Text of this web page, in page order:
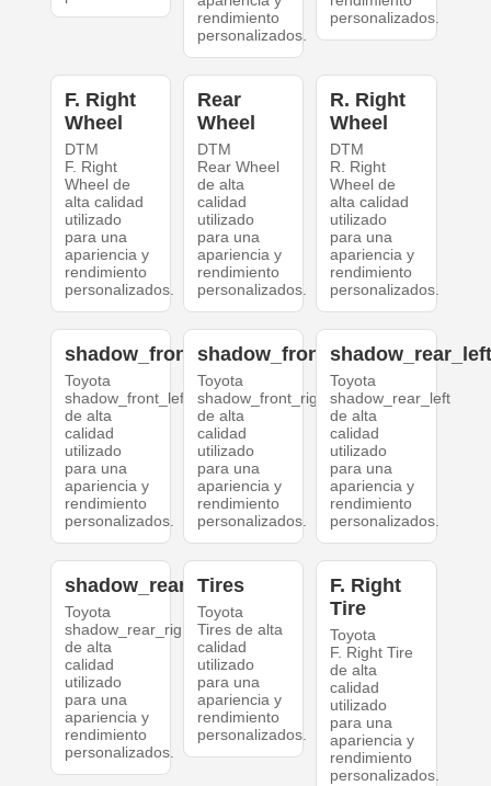
rendimiento
personalizados.
personalizados.
F. Right
Wheel
DTM
F. Right
Wheel de
alta calidad
utilizado
para una
apariencia y
rendimiento
personalizados.
Rear
Wheel
DTM
Rear Wheel
de alta
calidad
utilizado
para una
apariencia y
rendimiento
personalizados.
R. Right
Wheel
DTM
R. Right
Wheel de
alta calidad
utilizado
para una
apariencia y
rendimiento
personalizados.
shadow_front_left
Toyota
shadow_front_left
de alta
calidad
utilizado
para una
apariencia y
rendimiento
personalizados.
shadow_front_right
Toyota
shadow_front_right
de alta
calidad
utilizado
para una
apariencia y
rendimiento
personalizados.
Toyota
shadow_rear_left
de alta
calidad
utilizado
para una
apariencia y
rendimiento
personalizados.
shadow_rear_right
Toyota
shadow_rear_right
de alta
calidad
utilizado
para una
apariencia y
rendimiento
personalizados.
Tires
Toyota
Tires de alta
calidad
utilizado
para una
apariencia y
rendimiento
personalizados.
F. Right
Tire
Toyota
F. Right Tire
de alta
calidad
utilizado
para una
apariencia y
rendimiento
personalizados.